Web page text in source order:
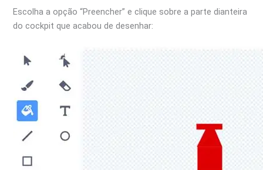
Escolha a opção “Preencher” e clique sobre a parte dianteira
do cockpit que acabou de desenhar: